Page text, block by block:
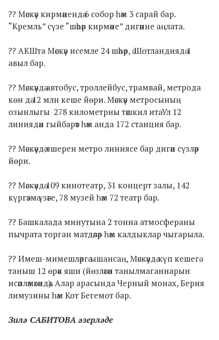
?? Мәскәү кирмәнендә 6 собор һәм 3 сарай бар.
“Кремль” сүзе “шәһәр кирмәне” дигәнне аңлата.
?? АКШта Мәскәү исемле 24 шәһәр, ә Шотландиядә 1
авыл бар.
?? Мәскәүдә автобус, троллейбус, трамвай, метрода
көн дә 12 млн кеше йөри. Мәскәү метросының
озынлыгы 278 километрны тәшкил итә. Ул 12
линиядән гыйбарәт һәм анда 172 станция бар.
?? Мәскәүдә яшерен метро линиясе бар дигән сүзләр
йөри.
?? Мәскәүдә 109 кинотеатр, 31 концерт залы, 142
күргәзмә үзәге, 78 музей һәм 72 театр бар.
?? Башкалада минутына 2 тонна атмосфераны
пычрата торган матдәләр һәм калдыклар чыгарыла.
?? Имеш-мимешләргә ышансаң, Мәскәүдә күп кешегә
таныш 12 өрәк яши (йөзләгән танылмаганнарын
исәпләмәгәндә). Алар арасында Черный монах, Берия
лимузины һәм Кот Бегемот бар.
Зилә САБИТОВА әзерләде